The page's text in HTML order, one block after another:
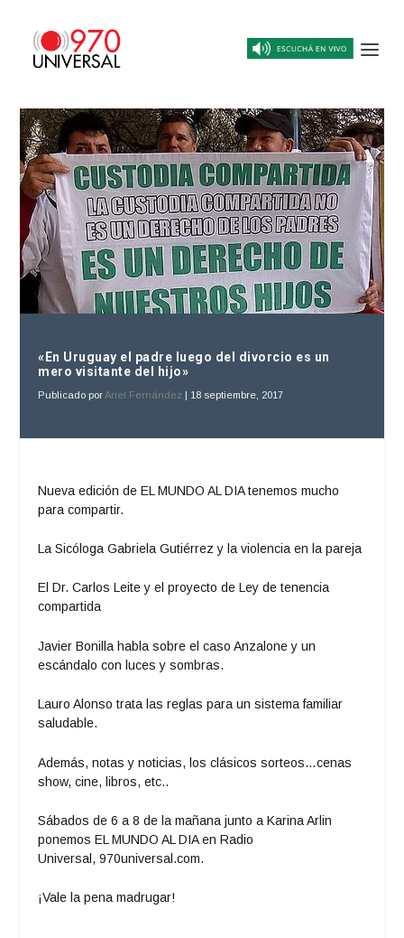
«En Uruguay el padre luego del divorcio es un
mero visitante del hijo»
Publicado porAriel Fernández | 18 septiembre, 2017
Nueva edición de EL MUNDO AL DIA tenemos mucho
para compartir.
La Sicóloga Gabriela Gutiérrez y la violencia en la pareja
El Dr. Carlos Leite y el proyecto de Ley de tenencia
compartida
Javier Bonilla habla sobre el caso Anzalone y un
escándalo con luces y sombras.
Lauro Alonso trata las reglas para un sistema familiar
saludable.
Además, notas y noticias, los clásicos sorteos…cenas
show, cine, libros, etc..
Sábados de 6 a 8 de la mañana junto a Karina Arlin
ponemos EL MUNDO AL DIA en Radio
Universal, 970universal.com.
¡Vale la pena madrugar!